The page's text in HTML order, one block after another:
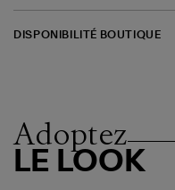
DISPONIBILITÉ BOUTIQUE
Adoptez
LE LOOK